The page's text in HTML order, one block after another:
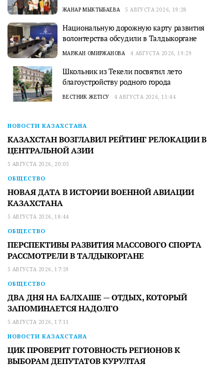
ЖАНАР МЫКТЫБАЕВА 5 АВГУСТА 2026, 19:28
Национальную дорожную карту развития
волонтерства обсудили в Талдыкоргане
МАРЖАН ОМИРЖАНОВА 4 АВГУСТА 2026, 19:29
Школьник из Текели посвятил лето
благоустройству родного города
ВЕСТНИК ЖЕТІСУ 4 АВГУСТА 2026, 15:44
НОВОСТИ КАЗАХСТАНА
КАЗАХСТАН ВОЗГЛАВИЛ РЕЙТИНГ РЕЛОКАЦИИ В
ЦЕНТРАЛЬНОЙ АЗИИ
5 АВГУСТА 2026, 20:05
ОБЩЕСТВО
НОВАЯ ДАТА В ИСТОРИИ ВОЕННОЙ АВИАЦИИ
КАЗАХСТАНА
5 АВГУСТА 2026, 18:44
ОБЩЕСТВО
ПЕРСПЕКТИВЫ РАЗВИТИЯ МАССОВОГО СПОРТА
РАССМОТРЕЛИ В ТАЛДЫКОРГАНЕ
5 АВГУСТА 2026, 17:59
ОБЩЕСТВО
ДВА ДНЯ НА БАЛХАШЕ — ОТДЫХ, КОТОРЫЙ
ЗАПОМИНАЕТСЯ НАДОЛГО
5 АВГУСТА 2026, 17:11
НОВОСТИ КАЗАХСТАНА
ЦИК ПРОВЕРИТ ГОТОВНОСТЬ РЕГИОНОВ К
ВЫБОРАМ ДЕПУТАТОВ КУРУЛТАЯ